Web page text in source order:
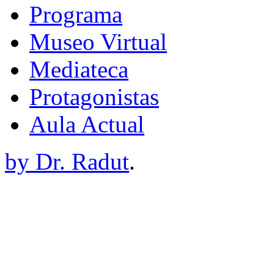
Programa
Museo Virtual
Mediateca
Protagonistas
Aula Actual
by Dr. Radut.